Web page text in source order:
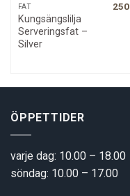
FAT
Kungsängslilja
Serveringsfat –
Silver
250
ÖPPETTIDER
varje dag: 10.00 – 18.00
söndag: 10.00 – 17.00